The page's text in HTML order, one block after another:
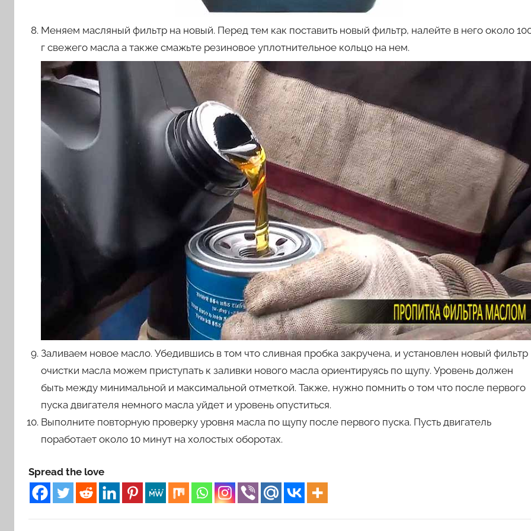
Меняем масляный фильтр на новый. Перед тем как поставить новый фильтр, налейте в него около
г свежего масла а также смажьте резиновое уплотнительное кольцо на нем.
Заливаем новое масло. Убедившись в том что сливная пробка закручена, и установлен новый фильтр
очистки масла можем приступать к заливки нового масла ориентируясь по щупу. Уровень должен
быть между минимальной и максимальной отметкой. Также, нужно помнить о том что после первого
пуска двигателя немного масла уйдет и уровень опуститься.
Выполните повторную проверку уровня масла по щупу после первого пуска. Пусть двигатель
поработает около 10 минут на холостых оборотах.
Spread the love